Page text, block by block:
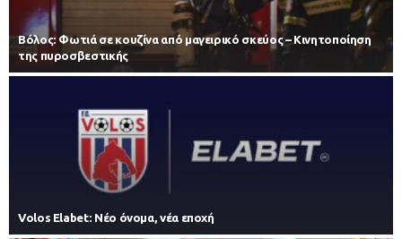
Βόλος: Φωτιά σε κουζίνα από μαγειρικό σκεύος – Κινητοποίηση
της πυροσβεστικής
Volos Elabet: Νέο όνομα, νέα εποχή